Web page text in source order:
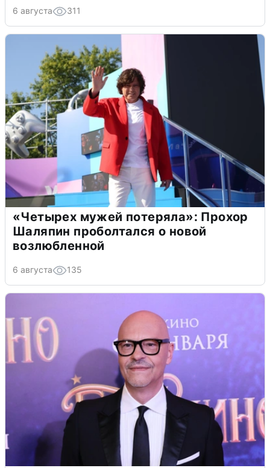
6 августа 311
«Четырех мужей потеряла»: Прохор
Шаляпин проболтался о новой
возлюбленной
6 августа 135